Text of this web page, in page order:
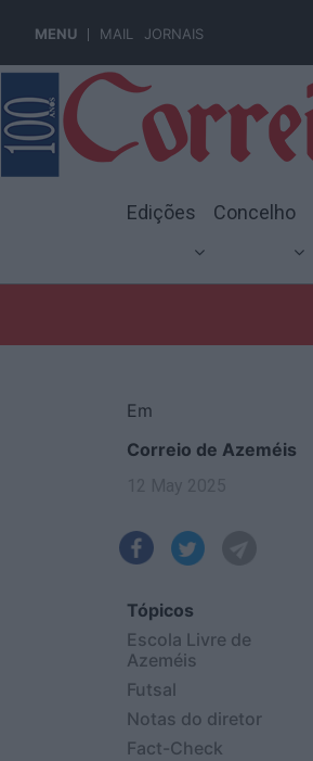
MENU MAIL JORNAIS
Edições Concelho
Em
Correio de Azeméis
Tópicos
Escola Livre de
Azeméis
Futsal
Notas do diretor
Fact-Check